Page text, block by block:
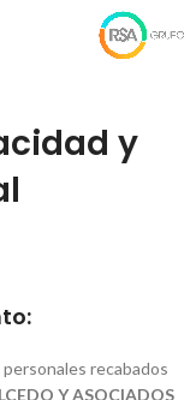
y
recabados
Y ASOCIADOS